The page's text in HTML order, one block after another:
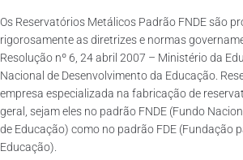
Os Reservatórios Metálicos Padrão FNDE são
rigorosamente as diretrizes e normas
Resolução nº 6, 24 abril 2007 – Ministério da
Nacional de Desenvolvimento da Educação.
empresa especializada na fabricação de
geral, sejam eles no padrão FNDE (Fundo
de Educação) como no padrão FDE (Fundação
Educação).